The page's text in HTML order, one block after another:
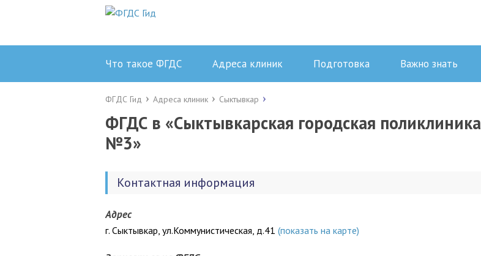
Что такое ФГДС Адреса клиник Подготовка Важно знать
ФГДС Гид Адреса клиник Сыктывкар
ФГДС в «Сыктывкарская городская поликлиника
№3»
Контактная информация
Адрес
г. Сыктывкар, ул.Коммунистическая, д.41 (показать на карте)